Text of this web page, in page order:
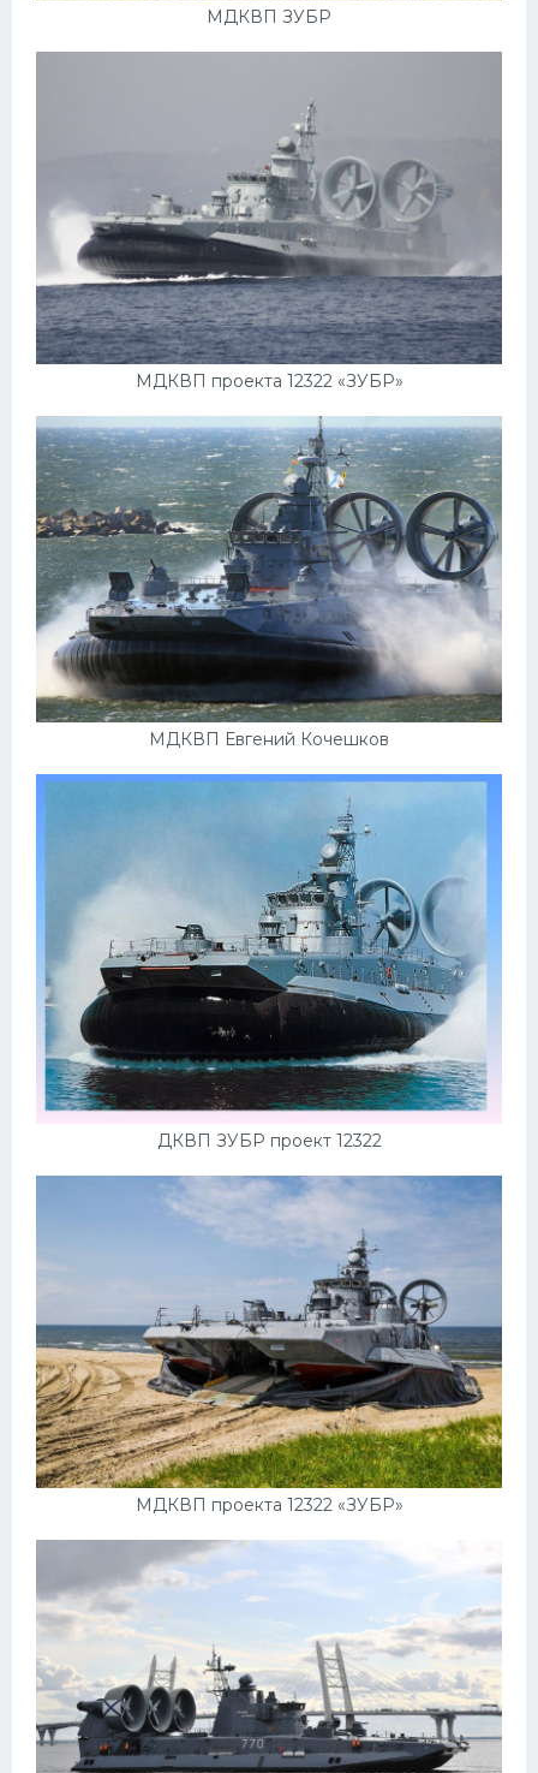
МДКВП ЗУБР
МДКВП проекта 12322 «ЗУБР»
МДКВП Евгений Кочешков
ДКВП ЗУБР проект 12322
МДКВП проекта 12322 «ЗУБР»
Дэу
Скания
Форд
Черри
Хавал
Кавасаки
Инфинити
ЛУАЗ
Фиат
Ситроен
Субару
Опель
Танки
Крайслер
Порше
Самолеты
Корабли
Комплектующие
Вертолеты
Мазда
Самокаты
Велосипеды
Рено
Прогулочные суда
Хендай
Лимузины
Камаз
Автобусы
Хонда
Грузовики